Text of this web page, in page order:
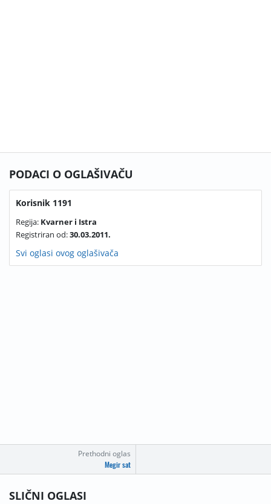
Prethodni oglas
Megir sat
PODACI O OGLAŠIVAČU
Korisnik 1191
Regija: Kvarner i Istra
Registriran od:30.03.2011.
Svi oglasi ovog oglašivača
SLIČNI OGLASI